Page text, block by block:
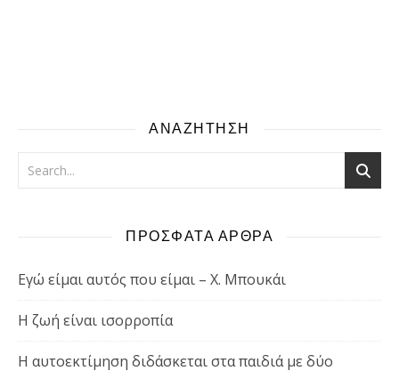
ΑΝΑΖΗΤΗΣΗ
ΠΡΟΣΦΑΤΑ ΑΡΘΡΑ
Εγώ είμαι αυτός που είμαι – Χ. Μπουκάι
Η ζωή είναι ισορροπία
Η αυτοεκτίμηση διδάσκεται στα παιδιά με δύο